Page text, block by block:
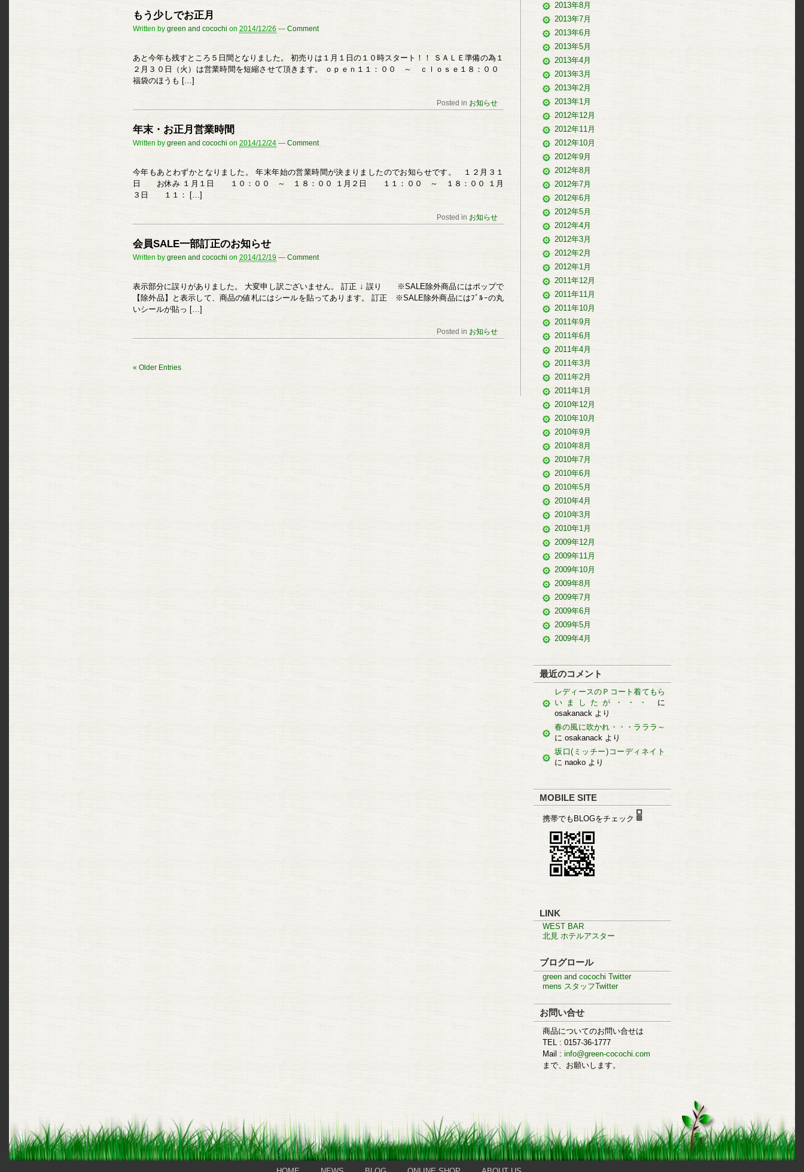
もう少しでお正月
Written by green and cocochi on 2014/12/26 — Comment
あと今年も残すところ５日間となりました。 初売りは１月１日の１０時スタート！！ ＳＡＬＥ準備の為１
２月３０日（火）は営業時間を短縮させて頂きます。 ｏｐｅｎ１１：００ ～ ｃｌｏｓｅ１８：００
福袋のほうも […]
Posted in お知らせ
年末・お正月営業時間
Written by green and cocochi on 2014/12/24 — Comment
今年もあとわずかとなりました。 年末年始の営業時間が決まりましたのでお知らせです。 １２月３１
日 お休み １月１日 １０：００ ～ １８：００ １月２日 １１：００ ～ １８：００ １月
３日 １１： […]
Posted in お知らせ
会員SALE一部訂正のお知らせ
Written by green and cocochi on 2014/12/19 — Comment
表示部分に誤りがありました。 大変申し訳ございません。 訂正 ↓ 誤り ※SALE除外商品にはポップで
【除外品】と表示して、商品の値札にはシールを貼ってあります。 訂正 ※SALE除外商品にはﾌﾞﾙｰの丸
いシールが貼っ […]
Posted in お知らせ
« Older Entries
2013年8月
2013年7月
2013年6月
2013年5月
2013年4月
2013年3月
2013年2月
2013年1月
2012年12月
2012年11月
2012年10月
2012年9月
2012年8月
2012年7月
2012年6月
2012年5月
2012年4月
2012年3月
2012年2月
2012年1月
2011年12月
2011年11月
2011年10月
2011年9月
2011年6月
2011年4月
2011年3月
2011年2月
2011年1月
2010年12月
2010年10月
2010年9月
2010年8月
2010年7月
2010年6月
2010年5月
2010年4月
2010年3月
2010年1月
2009年12月
2009年11月
2009年10月
2009年8月
2009年7月
2009年6月
2009年5月
2009年4月
最近のコメント
レディースのＰコート着てもら
いましたが・・・
に
osakanack より
春の風に吹かれ・・・ラララ～
に osakanack より
坂口(ミッチー)コーディネイト
に naoko より
MOBILE SITE
携帯でもBLOGをチェック
LINK
WEST BAR
北見 ホテルアスター
ブログロール
green and cocochi Twitter
mens スタッフTwitter
お問い合せ
商品についてのお問い合せは
TEL : 0157-36-1777
Mail : info@green-cocochi.com
まで、お願いします。